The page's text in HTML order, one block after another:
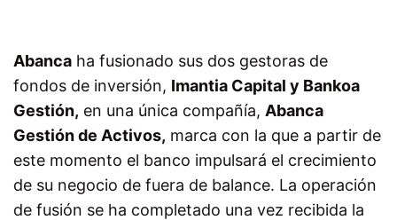
Abanca ha fusionado sus dos gestoras de
fondos de inversión, Imantia Capital y Bankoa
Gestión, en una única compañía, Abanca
Gestión de Activos, marca con la que a partir de
este momento el banco impulsará el crecimiento
de su negocio de fuera de balance. La operación
de fusión se ha completado una vez recibida la